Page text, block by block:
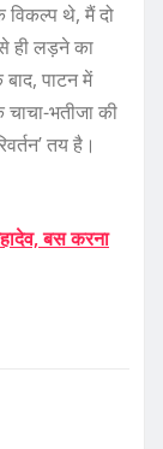
विकल्प थे, मैं दो
ही लड़ने का
पाटन में
चाचा-भतीजा की
तय है।
बस करना